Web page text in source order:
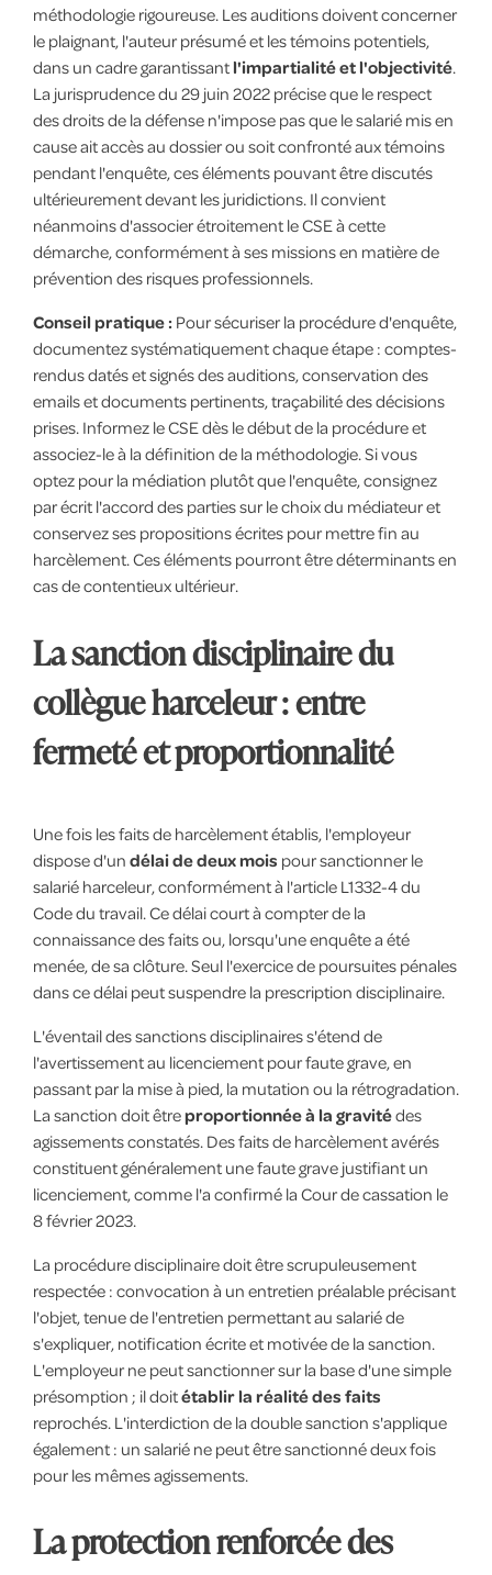
méthodologie rigoureuse. Les auditions doivent concerner
le plaignant, l'auteur présumé et les témoins potentiels,
dans un cadre garantissant l'impartialité et l'objectivité.
La jurisprudence du 29 juin 2022 précise que le respect
des droits de la défense n'impose pas que le salarié mis en
cause ait accès au dossier ou soit confronté aux témoins
pendant l'enquête, ces éléments pouvant être discutés
ultérieurement devant les juridictions. Il convient
néanmoins d'associer étroitement le CSE à cette
démarche, conformément à ses missions en matière de
prévention des risques professionnels.
Conseil pratique :Pour sécuriser la procédure d'enquête,
documentez systématiquement chaque étape : comptes-
rendus datés et signés des auditions, conservation des
emails et documents pertinents, traçabilité des décisions
prises. Informez le CSE dès le début de la procédure et
associez-le à la définition de la méthodologie. Si vous
optez pour la médiation plutôt que l'enquête, consignez
par écrit l'accord des parties sur le choix du médiateur et
conservez ses propositions écrites pour mettre fin au
harcèlement. Ces éléments pourront être déterminants en
cas de contentieux ultérieur.
La sanction disciplinaire du
collègue harceleur : entre
fermeté et proportionnalité
Une fois les faits de harcèlement établis, l'employeur
dispose d'un délai de deux mois pour sanctionner le
salarié harceleur, conformément à l'article L1332-4 du
Code du travail. Ce délai court à compter de la
connaissance des faits ou, lorsqu'une enquête a été
menée, de sa clôture. Seul l'exercice de poursuites pénales
dans ce délai peut suspendre la prescription disciplinaire.
L'éventail des sanctions disciplinaires s'étend de
l'avertissement au licenciement pour faute grave, en
passant par la mise à pied, la mutation ou la rétrogradation.
La sanction doit êtreproportionnée à la gravitédes
agissements constatés. Des faits de harcèlement avérés
constituent généralement une faute grave justifiant un
licenciement, comme l'a confirmé la Cour de cassation le
8 février 2023.
La procédure disciplinaire doit être scrupuleusement
respectée : convocation à un entretien préalable précisant
l'objet, tenue de l'entretien permettant au salarié de
s'expliquer, notification écrite et motivée de la sanction.
L'employeur ne peut sanctionner sur la base d'une simple
présomption ; il doitétablir la réalité des faits
reprochés. L'interdiction de la double sanction s'applique
également : un salarié ne peut être sanctionné deux fois
pour les mêmes agissements.
La protection renforcée des